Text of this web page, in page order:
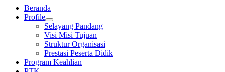
Beranda
Profile
Selayang Pandang
Visi Misi Tujuan
Struktur Organisasi
Prestasi Peserta Didik
Program Keahlian